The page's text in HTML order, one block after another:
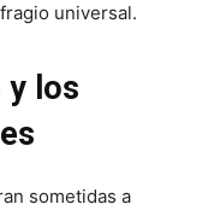
universal.
y los
sometidas a